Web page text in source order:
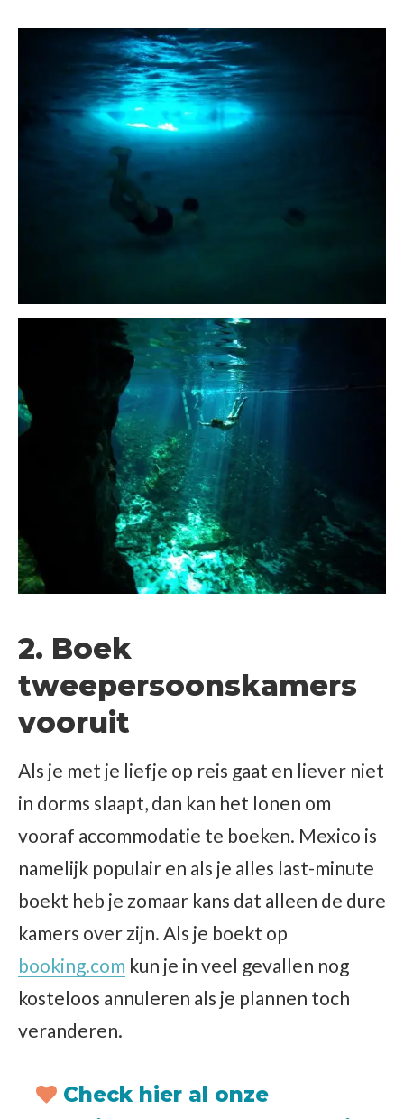
2. Boek
tweepersoonskamers
vooruit
Als je met je liefje op reis gaat en liever niet
in dorms slaapt, dan kan het lonen om
vooraf accommodatie te boeken. Mexico is
namelijk populair en als je alles last-minute
boekt heb je zomaar kans dat alleen de dure
kamers over zijn. Als je boekt op
booking.com kun je in veel gevallen nog
kosteloos annuleren als je plannen toch
veranderen.
Check hier al onze